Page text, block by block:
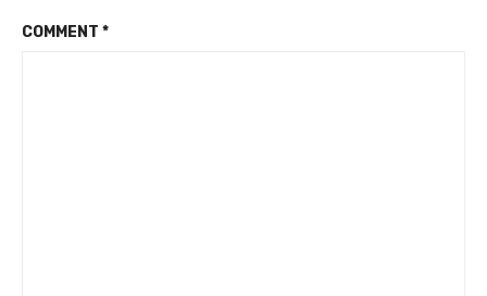
COMMENT *